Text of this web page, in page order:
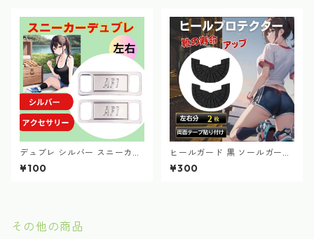
デュブレ シルバー スニーカー
エアフォース メタルタグ 左
右 2個
¥100
ヒールガード 黒 ソールガード
ヒールプロテクター スニーカ
ー 長持ち 修理
¥300
その他の商品